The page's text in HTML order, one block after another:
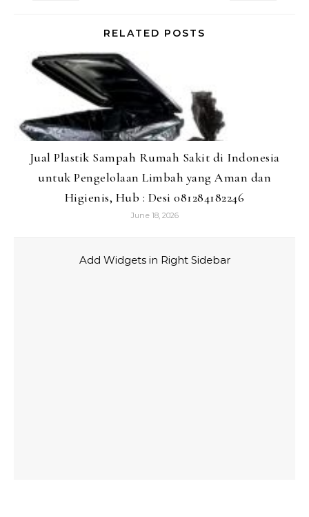
RELATED POSTS
Jual Plastik Sampah Rumah Sakit di Indonesia
untuk Pengelolaan Limbah yang Aman dan
Higienis, Hub : Desi 081284182246
June 18, 2026
Add Widgets in Right Sidebar